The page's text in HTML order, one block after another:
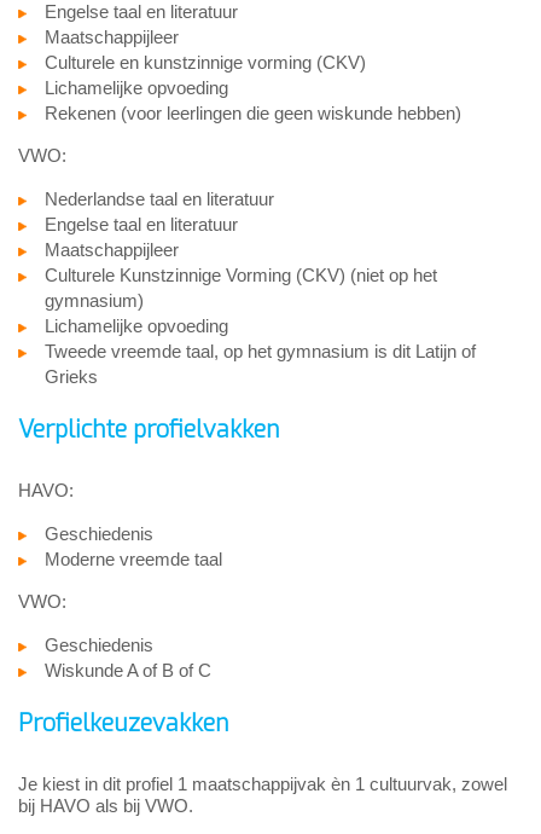
Engelse taal en literatuur
Maatschappijleer
Culturele en kunstzinnige vorming (CKV)
Lichamelijke opvoeding
Rekenen (voor leerlingen die geen wiskunde hebben)
VWO:
Nederlandse taal en literatuur
Engelse taal en literatuur
Maatschappijleer
Culturele Kunstzinnige Vorming (CKV) (niet op het
gymnasium)
Lichamelijke opvoeding
Tweede vreemde taal, op het gymnasium is dit Latijn of
Grieks
Verplichte profielvakken
HAVO:
Geschiedenis
Moderne vreemde taal
VWO:
Geschiedenis
Wiskunde A of B of C
Profielkeuzevakken
Je kiest in dit profiel 1 maatschappijvak èn 1 cultuurvak, zowel
bij HAVO als bij VWO.